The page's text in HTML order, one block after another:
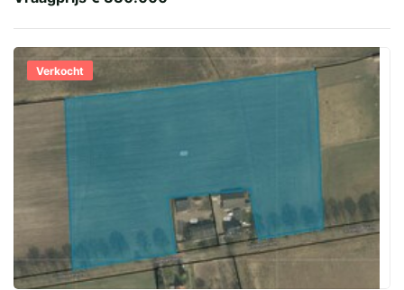
Verkocht